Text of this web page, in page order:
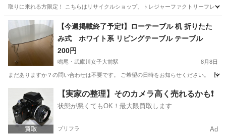
取りに来れる方限定！ こちらはリサイクルショップ、トレジャーファクトリーフレ
兵庫 姫路市 インテリア雑貨/小物
【今週掲載終了予定❗️】ローテーブル 机 折りたた
み式 ホワイト系 リビングテーブル テーブル
200円
鳴尾・武庫川女子大前駅 8月8日
まだありますか？の問い合わせは不要です。 ご希望の日時をお知らせください。 【
鳴尾・武庫川女子大前駅 テーブル ロー
【実家の整理】そのカメラ高く売れるかも❗️
状態が悪くてもOK！最大限買取します
プリフラ Ad